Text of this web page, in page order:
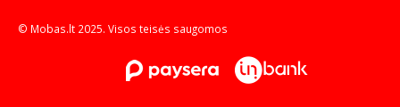
© Mobas.lt 2025. Visos teisės saugomos